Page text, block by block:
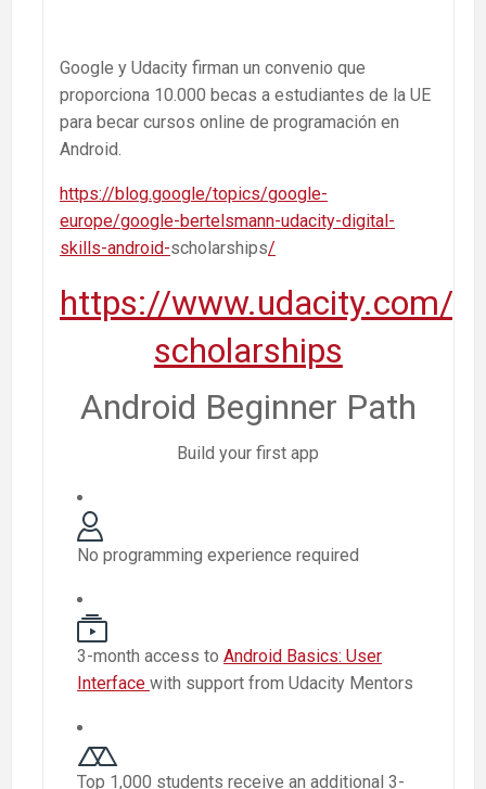
Google y Udacity firman un convenio que
proporciona 10.000 becas a estudiantes de la UE
para becar cursos online de programación en
Android.
https://blog.google/topics/google-
europe/google-bertelsmann-udacity-digital-
skills-android-scholarships/
https://www.udacity.com/
scholarships
Android Beginner Path
Build your first app
No programming experience required
3-month access to Android Basics: User
Interface with support from Udacity Mentors
Top 1,000 students receive an additional 3-